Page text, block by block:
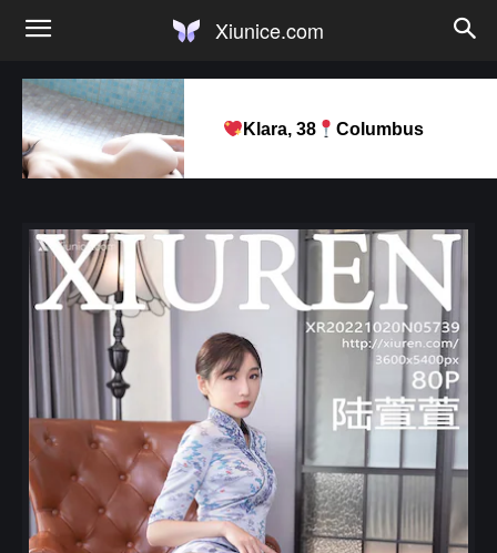
Xiunice.com
Klara, 38 Columbus